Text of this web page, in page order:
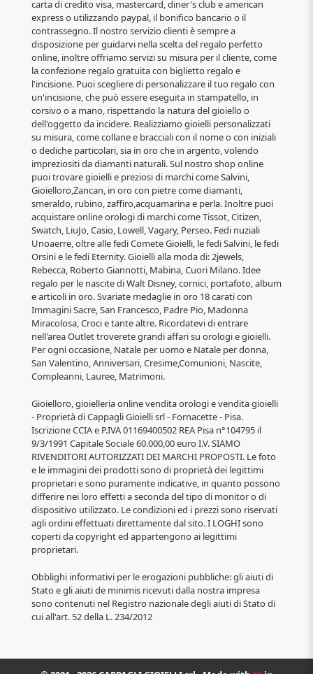
carta di credito visa, mastercard, diner's club e american
express o utilizzando paypal, il bonifico bancario o il
contrassegno. Il nostro servizio clienti è sempre a
disposizione per guidarvi nella scelta del regalo perfetto
online, inoltre offriamo servizi su misura per il cliente, come
la confezione regalo gratuita con biglietto regalo e
l'incisione. Puoi scegliere di personalizzare il tuo regalo con
un'incisione, che può essere eseguita in stampatello, in
corsivo o a mano, rispettando la natura del gioiello o
dell'oggetto da incidere. Realizziamo gioielli personalizzati
su misura, come collane e bracciali con il nome o con iniziali
o dediche particolari, sia in oro che in argento, volendo
impreziositi da diamanti naturali. Sul nostro shop online
puoi trovare gioielli e preziosi di marchi come Salvini,
Gioielloro,Zancan, in oro con pietre come diamanti,
smeraldo, rubino, zaffiro,acquamarina e perla. Inoltre puoi
acquistare online orologi di marchi come Tissot, Citizen,
Swatch, LiuJo, Casio, Lowell, Vagary, Perseo. Fedi nuziali
Unoaerre, oltre alle fedi Comete Gioielli, le fedi Salvini, le fedi
Orsini e le fedi Eternity. Gioielli alla moda di: 2jewels,
Rebecca, Roberto Giannotti, Mabina, Cuori Milano. Idee
regalo per le nascite di Walt Disney, cornici, portafoto, album
e articoli in oro. Svariate medaglie in oro 18 carati con
Immagini Sacre, San Francesco, Padre Pio, Madonna
Miracolosa, Croci e tante altre. Ricordatevi di entrare
nell'area Outlet troverete grandi affari su orologi e gioielli.
Per ogni occasione, Natale per uomo e Natale per donna,
San Valentino, Anniversari, Cresime,Comunioni, Nascite,
Compleanni, Lauree, Matrimoni.
Gioielloro, gioielleria online vendita orologi e vendita gioielli
- Proprietà di Cappagli Gioielli srl - Fornacette - Pisa.
Iscrizione CCIA e P.IVA 01169400502 REA Pisa n°104795 il
9/3/1991 Capitale Sociale 60.000,00 euro I.V. SIAMO
RIVENDITORI AUTORIZZATI DEI MARCHI PROPOSTI. Le foto
e le immagini dei prodotti sono di proprietà dei legittimi
proprietari e sono puramente indicative, in quanto possono
differire nei loro effetti a seconda del tipo di monitor o di
dispositivo utilizzato. Le condizioni ed i prezzi sono riservati
agli ordini effettuati direttamente dal sito. I LOGHI sono
coperti da copyright ed appartengono ai legittimi
proprietari.
Obblighi informativi per le erogazioni pubbliche: gli aiuti di
Stato e gli aiuti de minimis ricevuti dalla nostra impresa
sono contenuti nel Registro nazionale degli aiuti di Stato di
cui all'art. 52 della L. 234/2012